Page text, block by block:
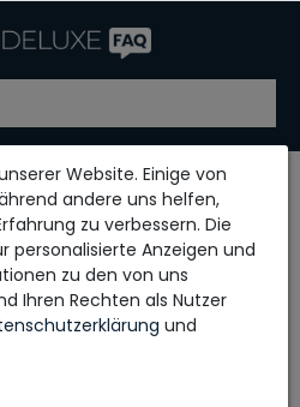
8 Stück
sind universell einsetzbar.
Duschkabinen, aber bei
Fremdfabrikate geeignet. Auch
schon bewährt.
Website. Einige von
andere uns helfen,
zu verbessern. Die
Anzeigen und
zu den von uns
Ihren Rechten als Nutzer
und